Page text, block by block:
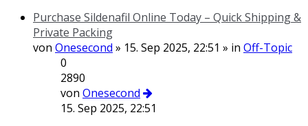
Purchase Sildenafil Online Today – Quick Shipping &
Private Packing
von Onesecond » 15. Sep 2025, 22:51 » in Off-Topic
0
2890
von Onesecond
15. Sep 2025, 22:51